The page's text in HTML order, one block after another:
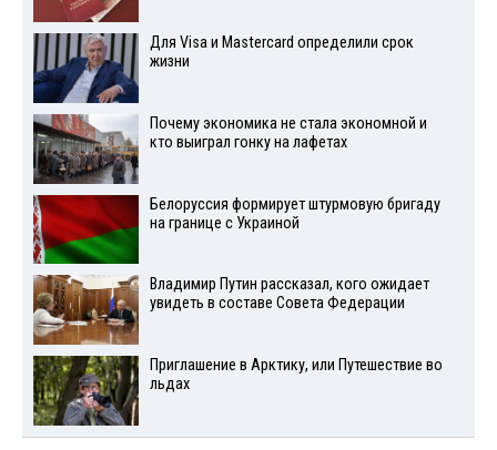
Для Visа и Mastercard определили срок
жизни
Почему экономика не стала экономной и
кто выиграл гонку на лафетах
Белоруссия формирует штурмовую бригаду
на границе с Украиной
Владимир Путин рассказал, кого ожидает
увидеть в составе Совета Федерации
Приглашение в Арктику, или Путешествие во
льдах